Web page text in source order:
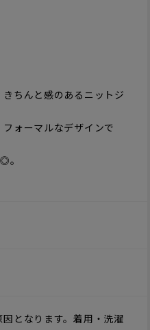
ちんと感のあるニットジ
ォーマルなデザインで
。
となります。着用・洗濯